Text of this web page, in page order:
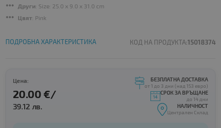
Други: Size: 25.0 x 9.0 x 31.0 cm
Цвят: Pink
ПОДРОБНА ХАРАКТЕРИСТИКА КОД НА ПРОДУКТА:15018374
Цена:
20.00 €/
39.12 лв.
БЕЗПЛАТНА ДОСТАВКА
от 1 до 3 дни (над 153 евро)
СРОК ЗА ВРЪЩАНЕ
до 14 дни
НАЛИЧНОСТ
Централен Склад